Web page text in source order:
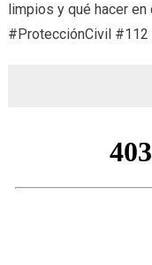
limpios y qué hacer
#ProtecciónCivil